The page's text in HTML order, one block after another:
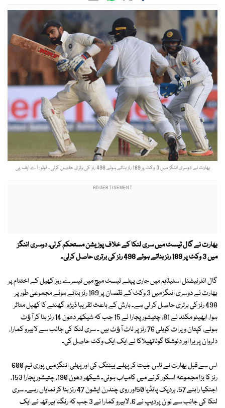
بھارت نے دوسری اننگز میں 3 وکٹ پر 189 رنز بناتے ہوئے 498 رنز کی برتری حاصل کرلی ۔ فوٹو : اے ایف پی
بھارت نے گال ٹیسٹ میں سری لنکا کے خلاف پوزیشن مستحکم کرلی، دوسری اننگز
میں 3 وکٹ پر 189 رنز بناتے ہوئے 498 رنز کی برتری حاصل کرلی۔
گال انٹرنیشنل اسٹیڈیم میں جاری پہلے ٹیسٹ میچ میں تیسرے روز کھیل کے اختتام پر
بھارت نے دوسری اننگز میں 3 وکٹ کے نقصان پر 189 رنز بناتے ہوئے مجموعی طور پر
498 رنز کی برتری حاصل کر لی ہے۔ بارش کے باعث تقریبا ڈیڑھ گھنٹے کا کھیل متاثر
ہوا، ابھینو مکند نے 81، چتیشور پجارا نے 15 جب کہ شیکھر دھون 14 رنز بنا کر آﺅٹ
ہوئے، کپتان ویرات کوہلی 76 رنز پر ناٹ آﺅٹ ہیں ۔ سری لنکا کی جانب سے لاہیرو کمارا،
دلروان پریرا اور دنوشکا گوناتھیلاکا نے ایک ایک وکٹ حاصل کی۔
اس سے قبل بھارت نے ٹاس جیت کر پہلے بیٹنگ کی اور پہلی اننگز میں پوری ٹیم 600
رنز کا بڑا مجموعہ اسکور کرنے میں کامیاب ہوئی۔ شیکھر دھون 190، چتیشور پجارا 153،
اجنکیا راہنے 57، ہردیک پانڈیا 50اور روی چندرن ایشون 47 رنز بنا کر نمایاں رہے۔ سری
لنکا کی جانب سے نوان پردیپ نے 6، لاہیرو کمارا نے 3 جب کہ رنگنا ہیراتھ نے ایک